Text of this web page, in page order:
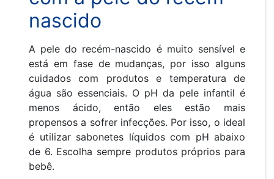
nascido
A pele do recém-nascido é muito sensível e
está em fase de mudanças, por isso alguns
cuidados com produtos e temperatura de
água são essenciais. O pH da pele infantil é
menos ácido, então eles estão mais
propensos a sofrer infecções. Por isso, o ideal
é utilizar sabonetes líquidos com pH abaixo
de 6. Escolha sempre produtos próprios para
bebê.